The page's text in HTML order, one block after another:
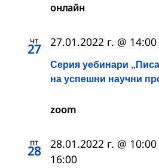
онлайн
чт
27
Серия уебинари
на успешни научни
27.01.2022 г. @ 14:00
zoom
пт
28 28.01.2022 г. @ 10:00
16:00